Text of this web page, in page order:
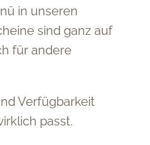
in unseren
sind ganz auf
für andere
Verfügbarkeit
passt.